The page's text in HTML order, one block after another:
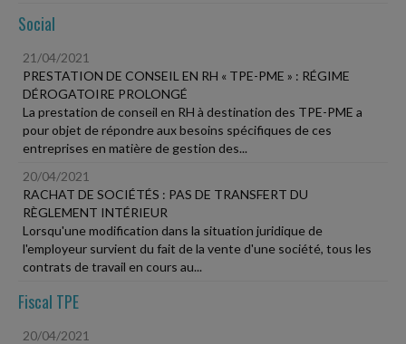
Social
21/04/2021
PRESTATION DE CONSEIL EN RH « TPE-PME » : RÉGIME
DÉROGATOIRE PROLONGÉ
La prestation de conseil en RH à destination des TPE-PME a
pour objet de répondre aux besoins spécifiques de ces
entreprises en matière de gestion des...
20/04/2021
RACHAT DE SOCIÉTÉS : PAS DE TRANSFERT DU
RÈGLEMENT INTÉRIEUR
Lorsqu'une modification dans la situation juridique de
l'employeur survient du fait de la vente d'une société, tous les
contrats de travail en cours au...
Fiscal TPE
20/04/2021